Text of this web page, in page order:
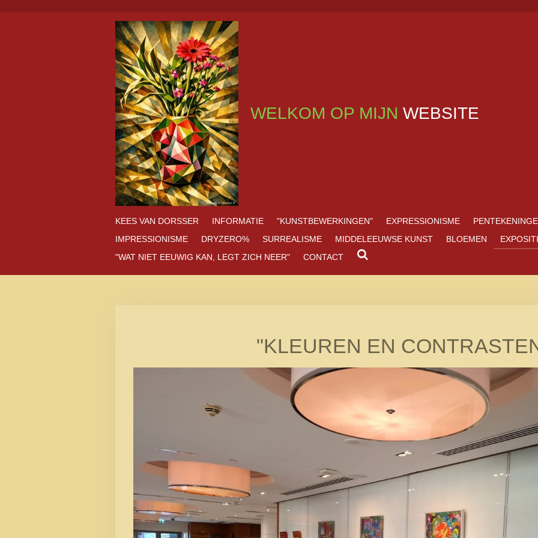
WELKOM OP MIJN WEBSITE
KEES VAN DORSSER INFORMATIE "KUNSTBEWERKINGEN" EXPRESSIONISME
IMPRESSIONISME
DRYZERO% SURREALISME MIDDELEEUWSE KUNST BLOEMEN
"WAT NIET EEUWIG KAN, LEGT ZICH NEER"
CONTACT
"KLEUREN EN